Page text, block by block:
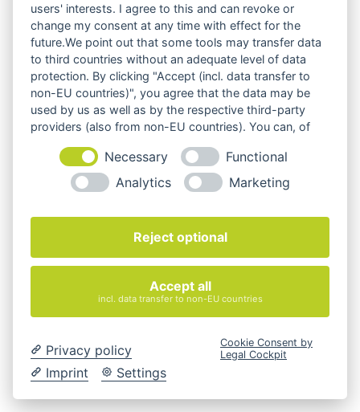
Bürostühle
users' interests. I agree to this and can revoke or
change my consent at any time with effect for the
future.We point out that some tools may transfer data
to third countries without an adequate level of data
protection. By clicking "Accept (incl. data transfer to
non-EU countries)", you agree that the data may be
used by us as well as by the respective third-party
providers (also from non-EU countries). You can, of
Necessary
Functional
Analytics
Marketing
Reject optional
Accept all
incl. data transfer to non-EU countries
Privacy policy
Imprint
Settings
Cookie Consent by
Legal Cockpit